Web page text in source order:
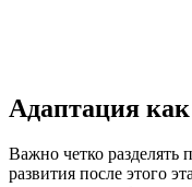
Адаптация
Важно четко
развития после этого